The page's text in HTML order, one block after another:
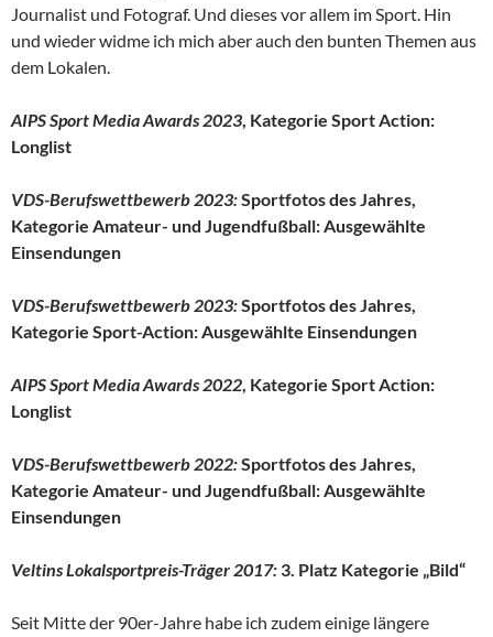
Journalist und Fotograf. Und dieses vor allem im Sport. Hin
und wieder widme ich mich aber auch den bunten Themen aus
dem Lokalen.
AIPS Sport Media Awards 2023, Kategorie Sport Action:
Longlist
VDS-Berufswettbewerb 2023:Sportfotos des Jahres,
Kategorie Amateur- und Jugendfußball: Ausgewählte
Einsendungen
VDS-Berufswettbewerb 2023:Sportfotos des Jahres,
Kategorie Sport-Action: Ausgewählte Einsendungen
AIPS Sport Media Awards 2022, Kategorie Sport Action:
Longlist
VDS-Berufswettbewerb 2022:Sportfotos des Jahres,
Kategorie Amateur- und Jugendfußball: Ausgewählte
Einsendungen
Veltins Lokalsportpreis-Träger 2017: 3. Platz Kategorie „Bild“
Seit Mitte der 90er-Jahre habe ich zudem einige längere